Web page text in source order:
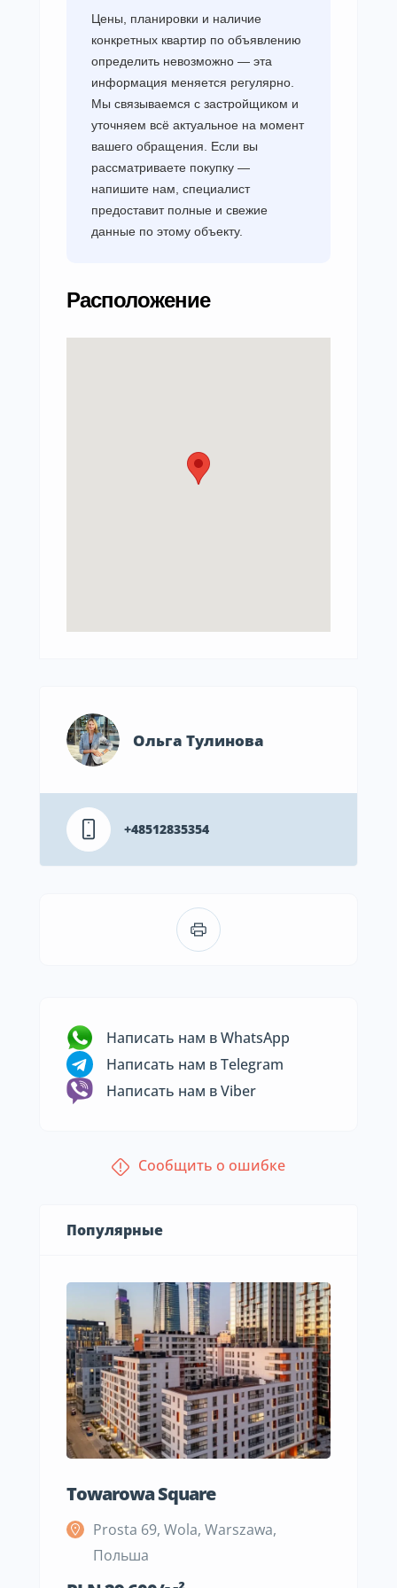
Цены, планировки и наличие
конкретных квартир по объявлению
определить невозможно — эта
информация меняется регулярно.
Мы связываемся с застройщиком и
уточняем всё актуальное на момент
вашего обращения. Если вы
рассматриваете покупку —
напишите нам, специалист
предоставит полные и свежие
данные по этому объекту.
Расположение
Ольга Тулинова
+48512835354
Написать нам в WhatsApp
Написать нам в Telegram
Написать нам в Viber
Сообщить о ошибке
Популярные
Towarowa Square
Prosta 69, Wola, Warszawa,
Польша